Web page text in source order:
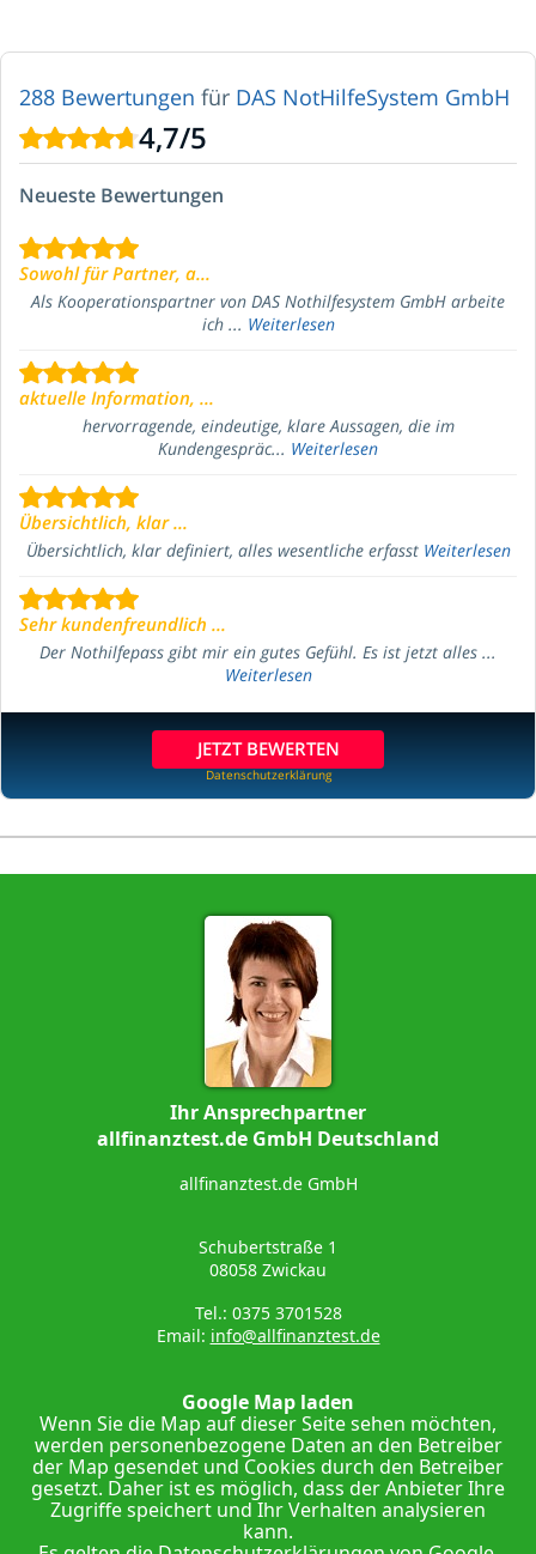
288 Bewertungen für DAS NotHilfeSystem GmbH
4,7/5
Neueste Bewertungen
Sowohl für Partner, a...
Als Kooperationspartner von DAS Nothilfesystem GmbH arbeite
ich ... Weiterlesen
aktuelle Information, ...
hervorragende, eindeutige, klare Aussagen, die im
Kundengespräc... Weiterlesen
Übersichtlich, klar ...
Übersichtlich, klar definiert, alles wesentliche erfasst Weiterlesen
Sehr kundenfreundlich ...
Der Nothilfepass gibt mir ein gutes Gefühl. Es ist jetzt alles ...
Weiterlesen
JETZT BEWERTEN
Datenschutzerklärung
Ihr Ansprechpartner
allfinanztest.de GmbH Deutschland
allfinanztest.de GmbH
Schubertstraße 1
08058 Zwickau
Tel.: 0375 3701528
Email: info@allfinanztest.de
Google Map laden
Wenn Sie die Map auf dieser Seite sehen möchten,
werden personenbezogene Daten an den Betreiber
der Map gesendet und Cookies durch den Betreiber
gesetzt. Daher ist es möglich, dass der Anbieter Ihre
Zugriffe speichert und Ihr Verhalten analysieren
kann.